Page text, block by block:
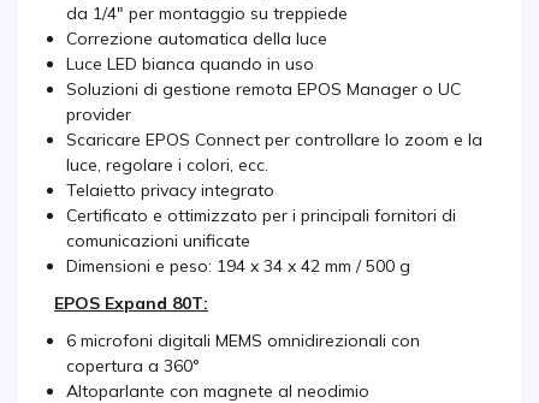
da 1/4" per montaggio su treppiede
Correzione automatica della luce
Luce LED bianca quando in uso
Soluzioni di gestione remota EPOS Manager o UC
provider
Scaricare EPOS Connect per controllare lo zoom e la
luce, regolare i colori, ecc.
Telaietto privacy integrato
Certificato e ottimizzato per i principali fornitori di
comunicazioni unificate
Dimensioni e peso: 194 x 34 x 42 mm / 500 g
EPOS Expand 80T:
6 microfoni digitali MEMS omnidirezionali con
copertura a 360°
Altoparlante con magnete al neodimio